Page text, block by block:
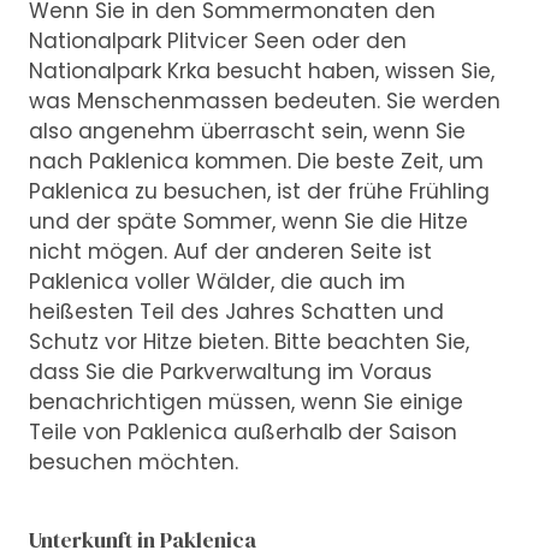
Wenn Sie in den Sommermonaten den
Nationalpark Plitvicer Seen oder den
Nationalpark Krka besucht haben, wissen Sie,
was Menschenmassen bedeuten. Sie werden
also angenehm überrascht sein, wenn Sie
nach Paklenica kommen. Die beste Zeit, um
Paklenica zu besuchen, ist der frühe Frühling
und der späte Sommer, wenn Sie die Hitze
nicht mögen. Auf der anderen Seite ist
Paklenica voller Wälder, die auch im
heißesten Teil des Jahres Schatten und
Schutz vor Hitze bieten. Bitte beachten Sie,
dass Sie die Parkverwaltung im Voraus
benachrichtigen müssen, wenn Sie einige
Teile von Paklenica außerhalb der Saison
besuchen möchten.
Unterkunft in Paklenica